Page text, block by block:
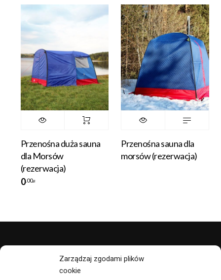
Zarządzaj zgodami plików
cookie
Przenośna duża sauna
dla Morsów
(rezerwacja)
0.00zł
Przenośna sauna dla
morsów (rezerwacja)
polityka prywatności